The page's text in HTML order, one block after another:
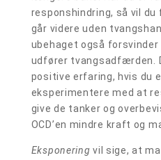
responshindring, så vil
går videre uden
ubehaget også forsvinder
udfører tvangsadfærden.
positive erfaring, hvis du
eksperimentere med at
give de tanker og
OCD’en mindre kraft og
Eksponering vil sige, at